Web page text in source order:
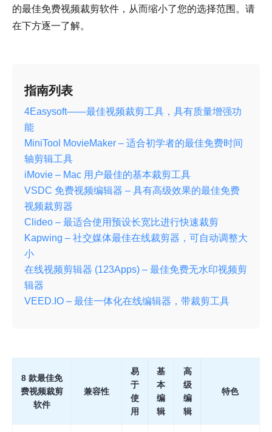
的最佳免费视频裁剪软件，从而缩小了您的选择范围。请
在下方逐一了解。
指南列表
4Easysoft——最佳视频裁剪工具，具有质量增强功
能
MiniTool MovieMaker – 适合初学者的最佳免费时间
轴剪辑工具
iMovie – Mac 用户最佳的基本裁剪工具
VSDC 免费视频编辑器 – 具有高级效果的最佳免费
视频裁剪器
Clideo – 最适合使用预设长宽比进行快速裁剪
Kapwing – 社交媒体最佳在线裁剪器，可自动调整大
小
在线视频剪辑器 (123Apps) – 最佳免费无水印视频剪
辑器
VEED.IO – 最佳一体化在线编辑器，带裁剪工具
8 款最佳免
费视频裁剪
软件
兼容性
易
于
使
用
基
本
编
辑
高
级
编
辑
特色